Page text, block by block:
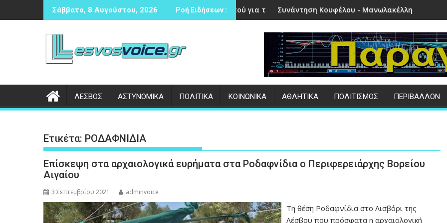
στο
Σάββατο, 8 Αυγούστου, 2026 Ροή Ειδήσεων :
αντισφαίρισης
Δικογραφία σε βάρος 23χρονου ημεδαπού για τροχαίο στην ΠέτραΣυνάντηση Κουφέλου - Μανωλακέλλη | Στο επίκεντρο το παλιό
Επιτυχημένες
ΛΕΣΒΟΣ ΑΣΤΥΝΟΜΙΚΑ ΠΟΛΙΤΙΚΑ ΚΟΙΝΩΝΙΚΑ ΑΘΛΗΤΙΚΑ ΠΟΛΙΤΙΣΜΟΣ ΠΕΡΙΒΑΛΛΟΝ
Ετικέτα: ΡΟΔΑΦΝΙΔΙΑ
Επίσκεψη στα αρχαιολογικά ευρήματα στα Ροδαφνίδια ο Περιφερειάρχης Βορείου
Αιγαίου
3 Σεπτεμβρίου 2021 adminvoice
Τη θέση Ροδαφνίδια στο Λισβόρι της
Λέσβου που πρόσφατα η αρχαιολογική